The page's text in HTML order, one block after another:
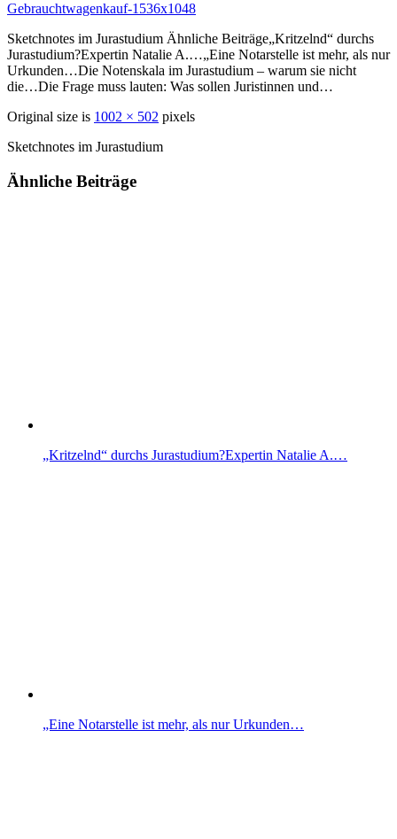
Gebrauchtwagenkauf-1536x1048
Sketchnotes im Jurastudium Ähnliche Beiträge„Kritzelnd“ durchs
Jurastudium?Expertin Natalie A.…„Eine Notarstelle ist mehr, als nur
Urkunden…Die Notenskala im Jurastudium – warum sie nicht
die…Die Frage muss lauten: Was sollen Juristinnen und…
Original size is 1002 × 502 pixels
Sketchnotes im Jurastudium
Ähnliche Beiträge
„Kritzelnd“ durchs Jurastudium?Expertin Natalie A.…
„Eine Notarstelle ist mehr, als nur Urkunden…